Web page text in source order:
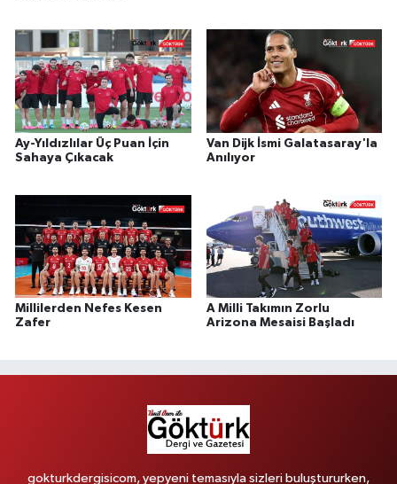
Ay-Yıldızlılar Üç Puan İçin
Sahaya Çıkacak
Van Dijk İsmi Galatasaray'la
Anılıyor
Millilerden Nefes Kesen
Zafer
A Milli Takımın Zorlu
Arizona Mesaisi Başladı
gokturkdergisicom, yepyeni temasıyla sizleri buluştururken,